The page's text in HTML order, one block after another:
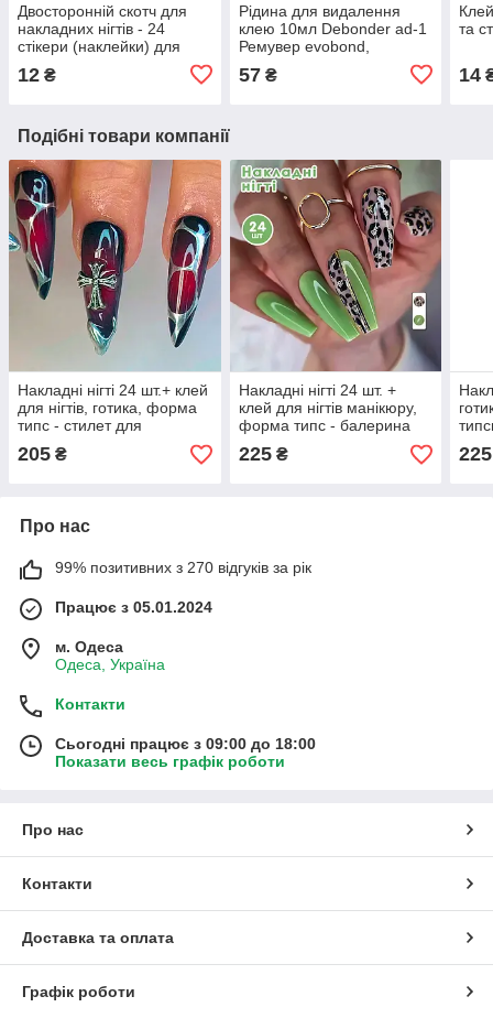
Двосторонній скотч для
накладних нігтів - 24
стікери (наклейки) для
12 ₴
Рідина для видалення
клею 10мл Debonder ad-1
Ремувер evobond,
накладних нігтів та вій
57₴
та
14
Подібні товари компанії
Накладні нігті 24 шт.+ клей
для нігтів, готика, форма
типс - стилет для
манікюру
205 ₴
Накладні нігті 24 шт. +
клей для нігтів манікюру,
форма типс - балерина
225₴ 225
Про нас
99% позитивних з 270 відгуків за рік
Працює з 05.01.2024
м. Одеса
Одеса, Україна
Контакти
Сьогодні працює з 09:00 до 18:00
Показати весь графік роботи
Про нас
Контакти
Доставка та оплата
Графік роботи